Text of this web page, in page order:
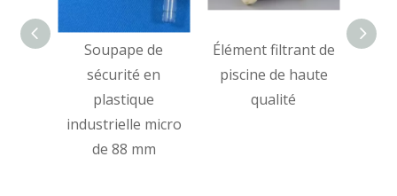
Soupape de
sécurité en
plastique
industrielle micro
de 88 mm
Élément filtrant de
piscine de haute
qualité